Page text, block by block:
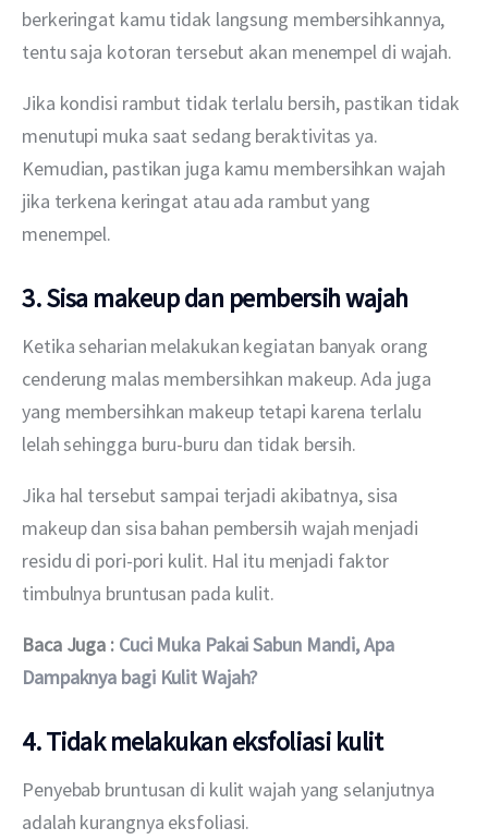
berkeringat kamu tidak langsung membersihkannya,
tentu saja kotoran tersebut akan menempel di wajah.
Jika kondisi rambut tidak terlalu bersih, pastikan tidak
menutupi muka saat sedang beraktivitas ya.
Kemudian, pastikan juga kamu membersihkan wajah
jika terkena keringat atau ada rambut yang
menempel.
3. Sisa makeup dan pembersih wajah
Ketika seharian melakukan kegiatan banyak orang
cenderung malas membersihkan makeup. Ada juga
yang membersihkan makeup tetapi karena terlalu
lelah sehingga buru-buru dan tidak bersih.
Jika hal tersebut sampai terjadi akibatnya, sisa
makeup dan sisa bahan pembersih wajah menjadi
residu di pori-pori kulit. Hal itu menjadi faktor
timbulnya bruntusan pada kulit.
Baca Juga : Cuci Muka Pakai Sabun Mandi, Apa
Dampaknya bagi Kulit Wajah?
4. Tidak melakukan eksfoliasi kulit
Penyebab bruntusan di kulit wajah yang selanjutnya
adalah kurangnya eksfoliasi.